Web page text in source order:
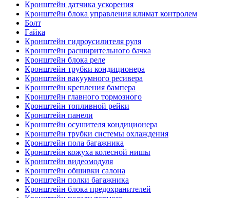
Кронштейн датчика ускорения
Кронштейн блока управления климат контролем
Болт
Гайка
Кронштейн гидроусилителя руля
Кронштейн расширительного бачка
Кронштейн блока реле
Кронштейн трубки кондиционера
Кронштейн вакуумного ресивера
Кронштейн крепления бампера
Кронштейн главного тормозного
Кронштейн топливной рейки
Кронштейн панели
Кронштейн осушителя кондиционера
Кронштейн трубки системы охлаждения
Кронштейн пола багажника
Кронштейн кожуха колесной нишы
Кронштейн видеомодуля
Кронштейн обшивки салона
Кронштейн полки багажника
Кронштейн блока предохранителей